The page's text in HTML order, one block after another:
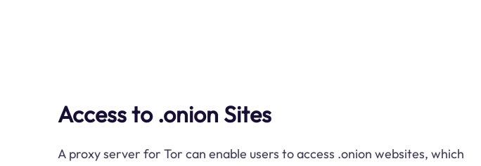
Access to .onion Sites
A proxy server for Tor can enable users to access .onion websites, which